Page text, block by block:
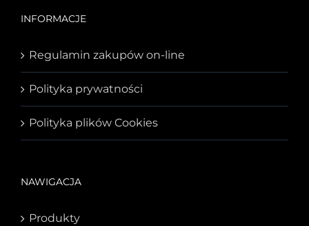
INFORMACJE
Regulamin zakupów on-line
Polityka prywatności
Polityka plików Cookies
NAWIGACJA
Produkty